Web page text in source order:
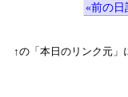
«前の日
↑の「本日のリンク元